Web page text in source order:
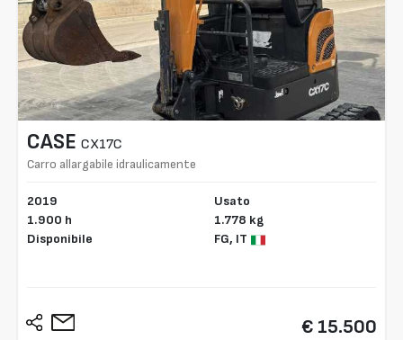
CASE CX17C
Carro allargabile idraulicamente
2019
1.900 h
Disponibile
Usato
1.778 kg
FG, IT
€ 15.500